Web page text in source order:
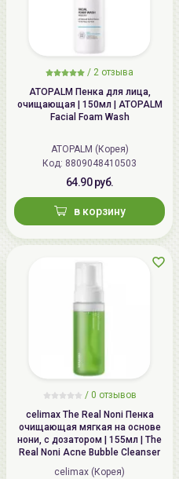
/ 2 отзыва
ATOPALM Пенка для лица,
очищающая | 150мл | ATOPALM
Facial Foam Wash
ATOPALM (Корея)
Код: 8809048410503
64.90 руб.
в корзину
/ 0 отзывов
celimax The Real Noni Пенка
очищающая мягкая на основе
нони, с дозатором | 155мл | The
Real Noni Acne Bubble Cleanser
celimax (Корея)